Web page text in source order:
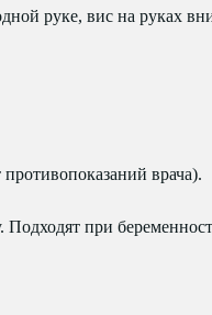
руке, вис на руках
врача).
при